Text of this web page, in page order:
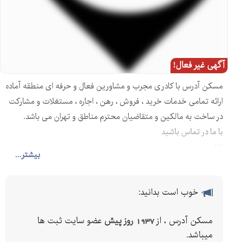
آگهی غیر فعال!
بیشتر...
مسکن آدرس با کادری مجرب و مشاورین فعال و حرفه ای منطقه آماده
ارائه تمامی خدمات خرید ، فروش ، رهن ، اجاره ، مستغلات و مشارکت
در ساخت به مالکین و متقاضیان محترم مناطق و تهران می باشد.
با ما در تماس باشید
خوب است بدانید:
مسکن آدرس ، از1937 روز پیش
عضو سایت ثبت ها
میباشد.